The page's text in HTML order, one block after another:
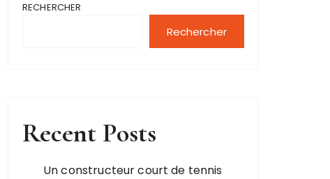
RECHERCHER
Rechercher
Recent Posts
Un constructeur court de tennis